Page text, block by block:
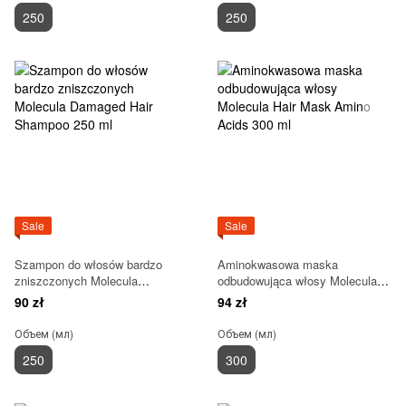
250 250
Sale
Szampon do włosów bardzo
zniszczonych Molecula
Damaged Hair Shampoo 250 ml
90 zł
Объем (мл)
250
Sale
Aminokwasowa maska
odbudowująca włosy Molecula
Hair Mask Amino Acids 300 ml
94 zł
Объем (мл)
300